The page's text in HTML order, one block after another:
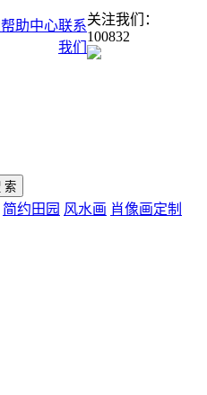
帮助中心联系
我们
关注我们：
100832
简约田园 风水画 肖像画定制